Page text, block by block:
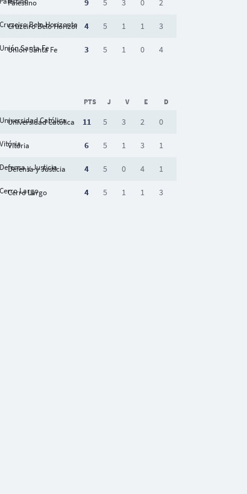
Palestino 9 5 3 0 2
Cruzeiro Belo Horizonte4 5 1 1 3
Unión Santa Fe 3 5 1 0 4
PTS J V E D
Universidad Católica 11 5 3 2 0
Vitória 6 5 1 3 1
Defensa y Justicia 4 5 0 4 1
Cerro Largo 4 5 1 1 3